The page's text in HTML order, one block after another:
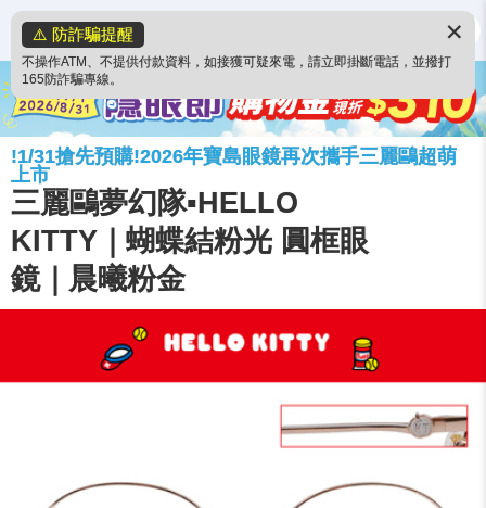
⚠️ 防詐騙提醒
不操作ATM、不提供付款資料，如接獲可疑來電，請立即掛斷電話，並撥打
165防詐騙專線。
✕
!1/31搶先預購!2026年寶島眼鏡再次攜手三麗鷗超萌
上市
三麗鷗夢幻隊▪︎HELLO
KITTY｜蝴蝶結粉光 圓框眼
鏡｜晨曦粉金